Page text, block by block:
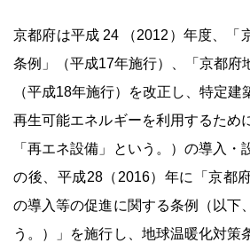
京都府は平成 24 （2012）年度、「
条例」（平成17年施行）、「京都府
（平成18年施行）を改正し、特定建
再生可能エネルギーを利用するため
「再エネ設備」という。）の導入・
の後、平成28（2016）年に「京都
の導入等の促進に関する条例（以下
う。）」を施行し、地球温暖化対策